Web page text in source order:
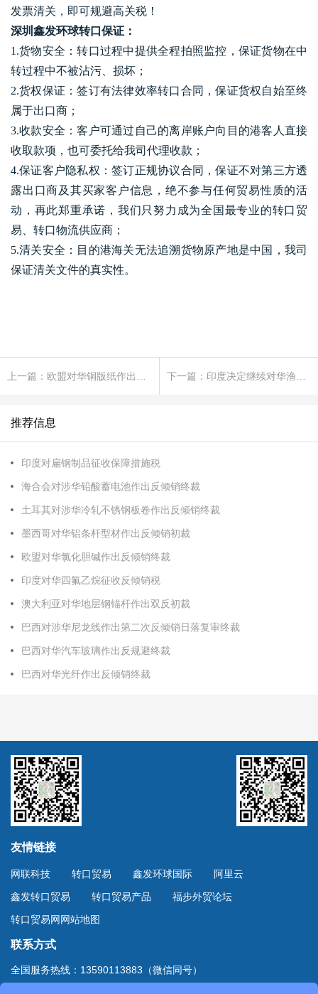
发票清关，即可规避高关税！
深圳鑫发环球转口保证：
1.货物安全：转口过程中提供全程拍照监控，保证货物在中
转过程中不被沾污、损坏；
2.货权保证：签订有法律效率转口合同，保证货权自始至终
属于出口商；
3.收款安全：客户可通过自己的离岸账户向目的港客人直接
收取款项，也可委托给我司代理收款；
4.保证客户隐私权：签订正规协议合同，保证不对第三方透
露出口商及其买家客户信息，绝不参与任何贸易性质的活
动，再此郑重承诺，我们只努力成为全国最专业的转口贸
易、转口物流供应商；
5.清关安全：目的港海关无法追溯货物原产地是中国，我司
保证清关文件的真实性。
推荐信息
印度对扁钢制品征收保障措施税
海合会对涉华铅酸蓄电池作出反倾销终裁
土耳其对涉华冷轧不锈钢板卷作出反倾销终裁
墨西哥对华铝条杆型材作出反倾销初裁
欧盟对华氯化胆碱作出反倾销终裁
印度对华四氟乙烷征收反倾销税
澳大利亚对华地层钢锚杆作出双反初裁
巴西对涉华尼龙线作出第二次反倾销日落复审终裁
巴西对华汽车玻璃作出反规避终裁
巴西对华光纤作出反倾销终裁
友情链接
网联科技 转口贸易 鑫发环球国际
阿里云
鑫发转口贸易
转口贸易产品
福步外贸论坛
转口贸易网网站地图
联系方式
全国服务热线：13590113883（微信同号）